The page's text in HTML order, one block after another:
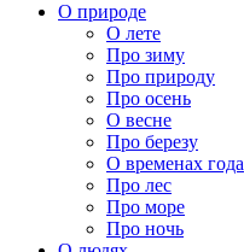
О природе
О лете
Про зиму
Про природу
Про осень
О весне
Про березу
О временах года
Про лес
Про море
Про ночь